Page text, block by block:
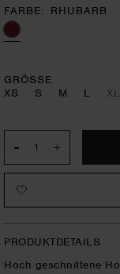
FARBE RHUBARB
GRÖSSE
XS
S M L XL
- +
PRODUKTDETAILS
Hoch geschnittene